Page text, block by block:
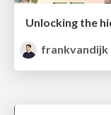
frankvandijk